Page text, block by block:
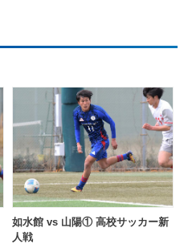
如水館 vs 山陽① 高校サッカー新
人戦